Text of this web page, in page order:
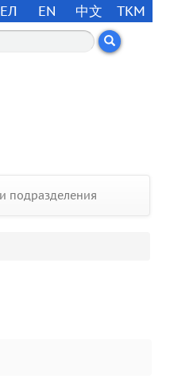
EN 中文 TKM
подразделения